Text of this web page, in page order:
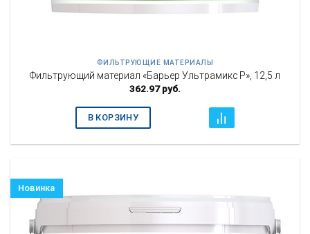
ФИЛЬТРУЮЩИЕ МАТЕРИАЛЫ
Фильтрующий материал «Барьер Ультрамикс Р», 12,5 л
362.97руб.
В КОРЗИНУ
Новинка